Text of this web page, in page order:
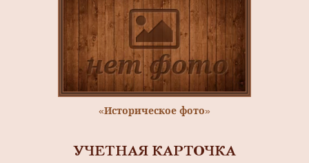
«Историческое фото»
УЧЕТНАЯ КАРТОЧКА